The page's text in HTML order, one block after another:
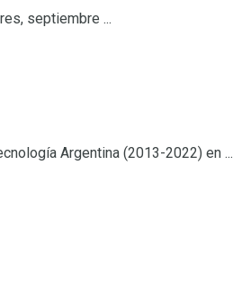
septiembre ...
Argentina (2013-2022) en ...